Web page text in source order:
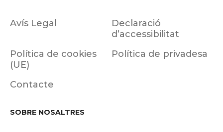
Avís Legal
Declaració
d’accessibilitat
Política de cookies
(UE)
Política de privadesa
Contacte
SOBRE NOSALTRES